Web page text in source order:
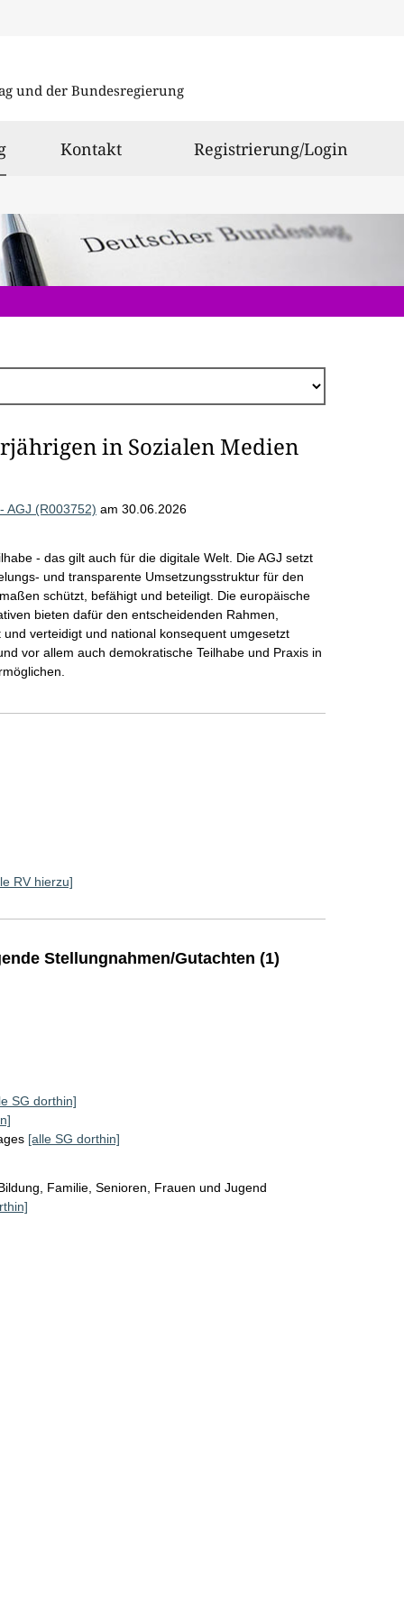
und der Bundesregierung
ausgewählt
Kontakt Registrierung/Login
in Sozialen Medien
AGJ (R003752) am 30.06.2026
- das gilt auch für die digitale Welt. Die AGJ setzt
und transparente Umsetzungsstruktur für den
schützt, befähigt und beteiligt. Die europäische
bieten dafür den entscheidenden Rahmen,
verteidigt und national konsequent umgesetzt
vor allem auch demokratische Teilhabe und Praxis in
RV hierzu]
Stellungnahmen/Gutachten (1)
SG dorthin]
[alle SG dorthin]
Familie, Senioren, Frauen und Jugend